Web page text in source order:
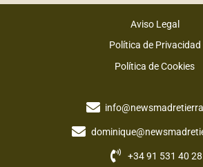
Aviso Legal
Política de Privacidad
Política de Cookies
+34 91 531 40 28